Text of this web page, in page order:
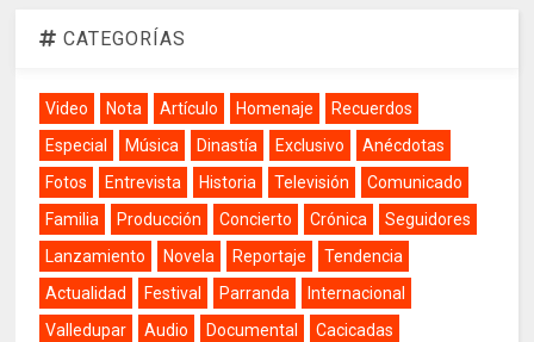
CATEGORÍAS
Video Nota Artículo Homenaje
Recuerdos
Especial
Música Dinastía Exclusivo
Anécdotas
Fotos
Entrevista Historia Televisión
Comunicado
Familia
Producción Concierto Crónica
Seguidores
Lanzamiento
Novela Reportaje
Tendencia
Actualidad
Festival Parranda
Internacional
Valledupar
Audio Documental
Cacicadas